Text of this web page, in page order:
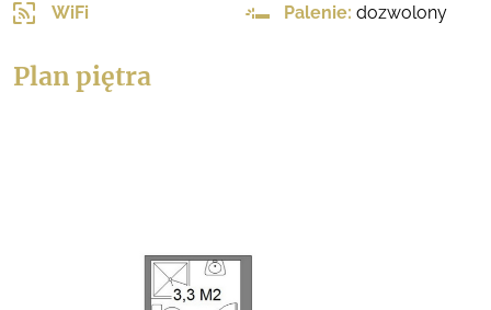
WiFi Palenie: dozwolony
Plan piętra